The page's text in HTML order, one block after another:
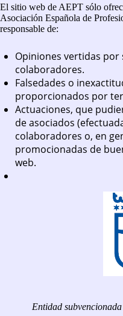
El sitio web de AEPT sólo
Asociación Española de
responsable de:
Opiniones vertidas por
colaboradores.
Falsedades o
proporcionados por
Actuaciones, que
de asociados
colaboradores o, en
promocionadas de
web.
Entidad